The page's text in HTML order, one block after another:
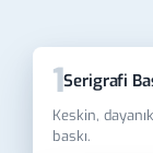
1Serigrafi
Keskin,
baskı.